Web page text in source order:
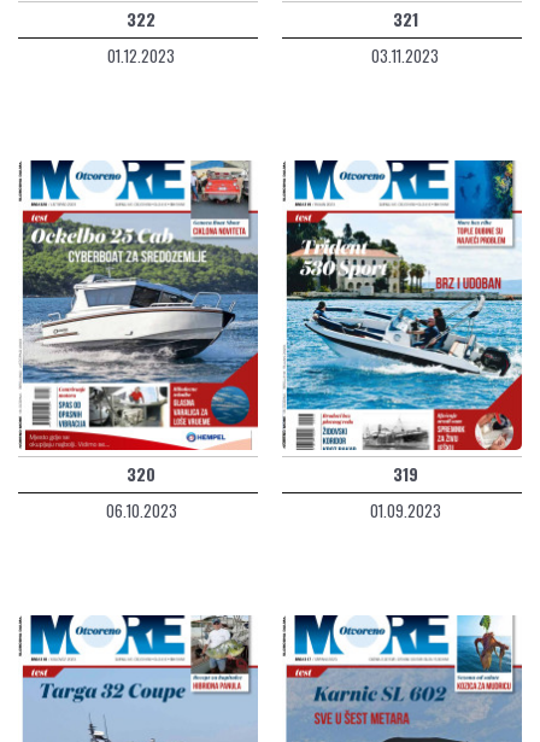
322
01.12.2023
321
03.11.2023
320
06.10.2023
319
01.09.2023